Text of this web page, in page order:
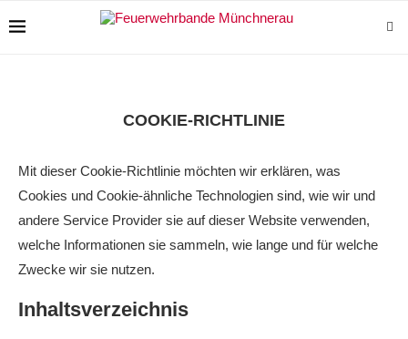
COOKIE-RICHTLINIE
Mit dieser Cookie-Richtlinie möchten wir erklären, was
Cookies und Cookie-ähnliche Technologien sind, wie wir und
andere Service Provider sie auf dieser Website verwenden,
welche Informationen sie sammeln, wie lange und für welche
Zwecke wir sie nutzen.
Inhaltsverzeichnis